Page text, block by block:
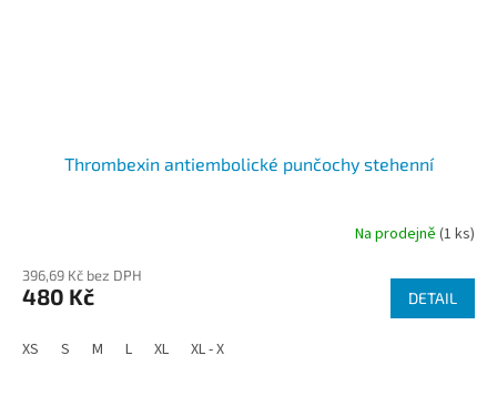
Thrombexin antiembolické punčochy stehenní
produktu
je
z
Na prodejně(1 ks)
396,69 Kč bez DPH
480 Kč DETAIL
XS S M L XL XL - X